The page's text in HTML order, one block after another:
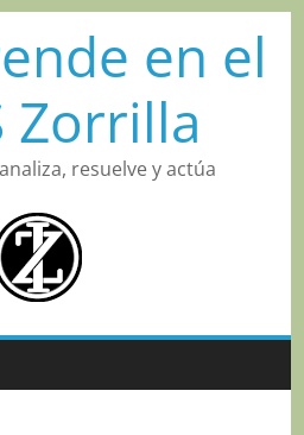
en el
Zorrilla
resuelve y actúa